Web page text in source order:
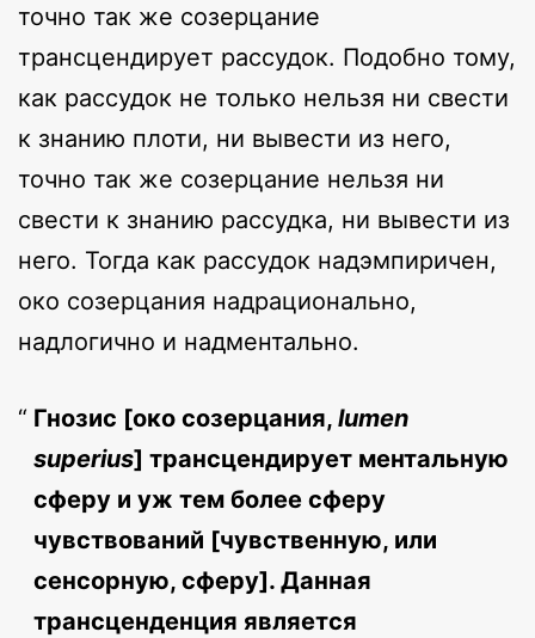
точно так же созерцание
трансцендирует рассудок. Подобно тому,
как рассудок не только нельзя ни свести
к знанию плоти, ни вывести из него,
точно так же созерцание нельзя ни
свести к знанию рассудка, ни вывести из
него. Тогда как рассудок надэмпиричен,
око созерцания надрационально,
надлогично и надментально.
Гнозис [око созерцания, lumen
superius] трансцендирует ментальную
сферу и уж тем более сферу
чувствований [чувственную, или
сенсорную, сферу]. Данная
трансценденция является